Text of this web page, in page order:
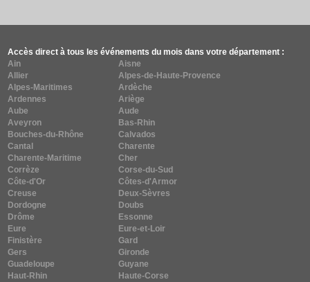
Accès direct à tous les événements du mois dans votre département :
Ain
Aisne
Allier
Alpes-de-Haute-Provence
Alpes-Maritimes
Ardèche
Ardennes
Ariège
Aube
Aude
Aveyron
Bas-Rhin
Bouches-du-Rhône
Calvados
Cantal
Charente
Charente-Maritime
Cher
Corrèze
Corse-du-Sud
Côte-d'Or
Côtes-d'Armor
Creuse
Deux-Sèvres
Dordogne
Doubs
Drôme
Essonne
Eure
Eure-et-Loir
Finistère
Gard
Gers
Gironde
Guadeloupe
Guyane
Haut-Rhin
Haute-Corse